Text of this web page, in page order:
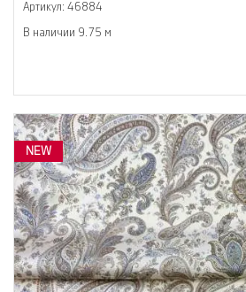
Артикул: 46884
В наличии 9.75 м
NEW